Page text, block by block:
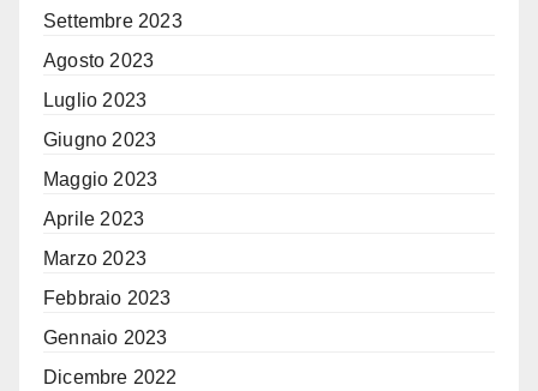
Settembre 2023
Agosto 2023
Luglio 2023
Giugno 2023
Maggio 2023
Aprile 2023
Marzo 2023
Febbraio 2023
Gennaio 2023
Dicembre 2022